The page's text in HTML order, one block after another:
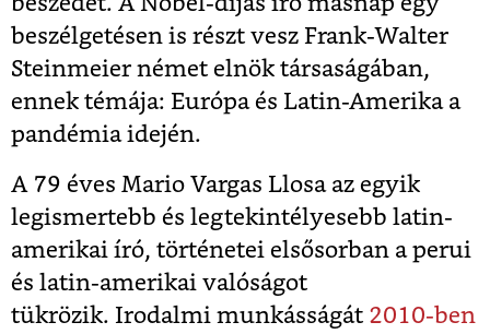
beszélgetésen is részt vesz Frank-Walter
Steinmeier német elnök társaságában,
ennek témája: Európa és Latin-Amerika a
pandémia idején.
A 79 éves Mario Vargas Llosa az egyik
legismertebb és legtekintélyesebb latin-
amerikai író, történetei elsősorban a perui
és latin-amerikai valóságot
tükrözik. Irodalmi munkásságát 2010-ben